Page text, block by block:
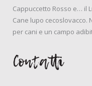
Cappuccetto Rosso e… il
Cane lupo cecoslovacco.
per cani e un campo
Contatti